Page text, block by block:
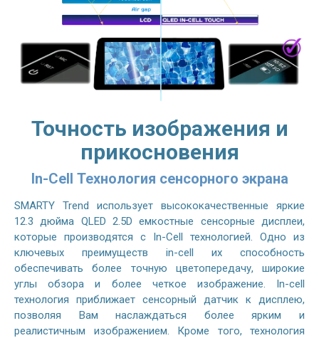
Точность изображения и
прикосновения
In-Cell Технология сенсорного экрана
SMARTY Trend использует высококачественные яркие
12.3 дюйма QLED 2.5D емкостные сенсорные дисплеи,
которые производятся с In-Cell технологией. Одно из
ключевых преимуществ in-cell их способность
обеспечивать более точную цветопередачу, широкие
углы обзора и более четкое изображение. In-cell
технология приближает сенсорный датчик к дисплею,
позволяя Вам наслаждаться более ярким и
реалистичным изображением. Кроме того, технология